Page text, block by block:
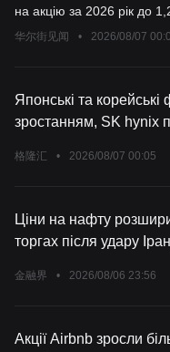
на акцію за 2026 рік до
попередній діапазон
п’ятої частини персоналу
вплинули на зростання
华尔街见闻 • 2026/08/07
Японські та
зростанням, SK hynix
格隆汇 • 2026/08/07 00:05
Ціни на нафту
торгах після удару
金融界 • 2026/08/06 23:56
Акції Airbnb зросли